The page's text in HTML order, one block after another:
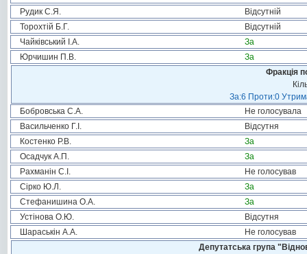
Рудик С.Я.
Відсутній
Торохтій Б.Г.
Відсутній
Чайківський І.А.
За
Юрчишин П.В.
За
Фракція
За:6 Проти:0
Бобровська С.А.
Не голосувала
Васильченко Г.І.
Відсутня
Костенко Р.В.
За
Осадчук А.П.
За
Рахманін С.І.
Не голосував
Сірко Ю.Л.
За
Стефанишина О.А.
За
Устінова О.Ю.
Відсутня
Шараськін А.А.
Не голосував
Депутатська група